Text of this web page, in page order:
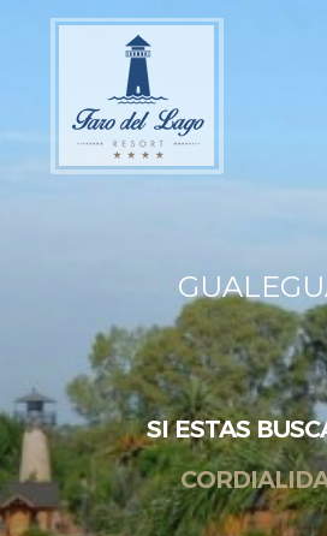
SI ESTAS
RELAX